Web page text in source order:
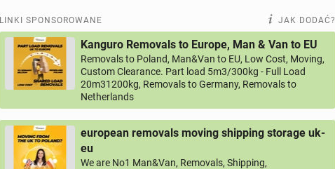
LINKI SPONSOROWANE JAK DODAĆ?
Kanguro Removals to Europe, Man & Van to EU
Removals to Poland, Man&Van to EU, Low Cost, Moving,
Custom Clearance. Part load 5m3/300kg - Full Load
20m31200kg, Removals to Germany, Removals to
Netherlands
european removals moving shipping storage uk-
eu
We are No1 Man&Van, Removals, Shipping,